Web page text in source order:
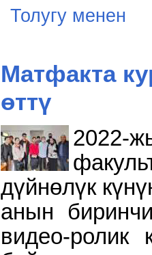
Толугу менен
Матфакта
өттү
2022-
дүйнөлүк
анын
видео-ролик